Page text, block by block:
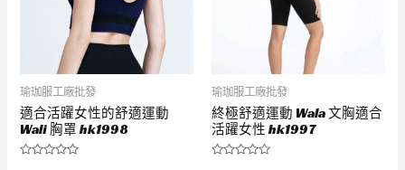
瑜珈服工廠批發
適合活躍女性的舒適運動
Wali 胸罩 hk1998
瑜珈服工廠批發
終極舒適運動 Wala 文胸適合
活躍女性 hk1997